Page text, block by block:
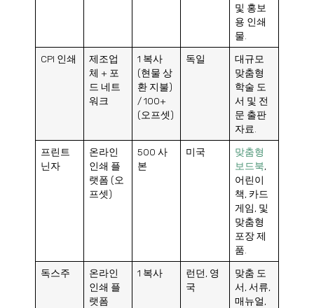
및 홍보
용 인쇄
물.
CPI 인쇄
제조업
체 + 포
드 네트
워크
1 복사
(현물 상
환 지불)
/ 100+
(오프셋)
독일
대규모
맞춤형
학술 도
서 및 전
문 출판
자료.
프린트
닌자
온라인
인쇄 플
랫폼 (오
프셋)
500 사
본
미국
맞춤형
보드북,
어린이
책, 카드
게임, 및
맞춤형
포장 제
품.
독스주
온라인
인쇄 플
랫폼
1 복사
런던, 영
국
맞춤 도
서, 서류,
매뉴얼,